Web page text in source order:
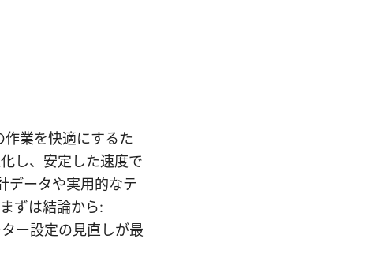
業を快適にするた
し、安定した速度で
データや実用的なテ
ずは結論から:
ー設定の見直しが最